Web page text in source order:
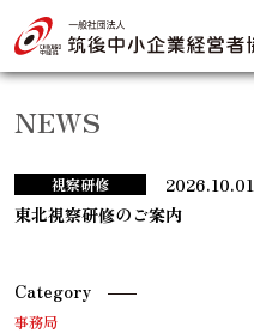
NEWS
視察研修
2026.10.01
東北視察研修のご案内
Category
事務局